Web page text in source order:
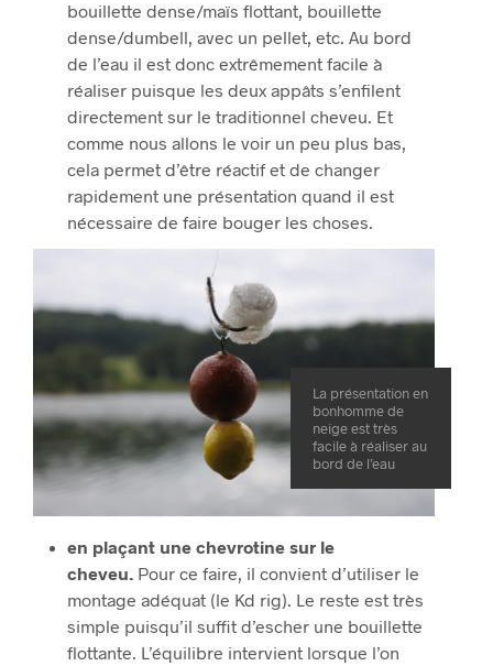
bouillette dense/maïs flottant, bouillette
dense/dumbell, avec un pellet, etc. Au bord
de l’eau il est donc extrêmement facile à
réaliser puisque les deux appâts s’enfilent
directement sur le traditionnel cheveu. Et
comme nous allons le voir un peu plus bas,
cela permet d’être réactif et de changer
rapidement une présentation quand il est
nécessaire de faire bouger les choses.
La présentation en
bonhomme de
neige est très
facile à réaliser au
bord de l’eau
en plaçant une chevrotine sur le
cheveu. Pour ce faire, il convient d’utiliser le
montage adéquat (le Kd rig). Le reste est très
simple puisqu’il suffit d’escher une bouillette
flottante. L’équilibre intervient lorsque l’on